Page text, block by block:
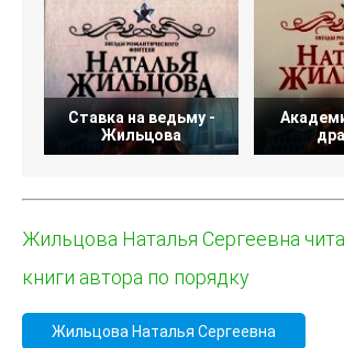
Ставка на ведьму -
Жильцова
Жильцова Наталья Сергеевна
книги автора по порядку
Жильцова Наталья Сергеевна